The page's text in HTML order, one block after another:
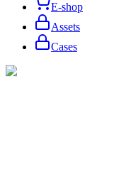
E-shop
Assets
Cases